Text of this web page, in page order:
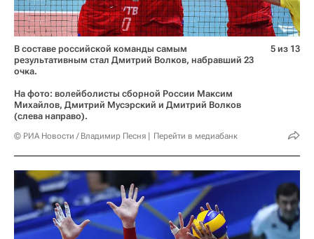
В составе российской команды самым
результативным стал Дмитрий Волков, набравший 23
очка.
На фото: волейболисты сборной России Максим
Михайлов, Дмитрий Мусэрский и Дмитрий Волков
(слева направо).
© РИА Новости / Владимир Песня Перейти в медиабанк
5 из 13